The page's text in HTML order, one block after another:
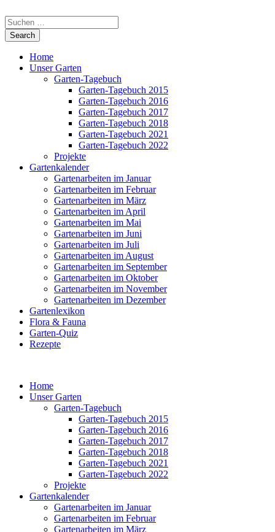
Home
Unser Garten
Garten-Tagebuch
Garten-Tagebuch 2015
Garten-Tagebuch 2016
Garten-Tagebuch 2017
Garten-Tagebuch 2018
Garten-Tagebuch 2021
Garten-Tagebuch 2022
Projekte
Gartenkalender
Gartenarbeiten im Januar
Gartenarbeiten im Februar
Gartenarbeiten im März
Gartenarbeiten im April
Gartenarbeiten im Mai
Gartenarbeiten im Juni
Gartenarbeiten im Juli
Gartenarbeiten im August
Gartenarbeiten im September
Gartenarbeiten im Oktober
Gartenarbeiten im November
Gartenarbeiten im Dezember
Gartenlexikon
Flora & Fauna
Garten-Quiz
Rezepte
Home
Unser Garten
Garten-Tagebuch
Garten-Tagebuch 2015
Garten-Tagebuch 2016
Garten-Tagebuch 2017
Garten-Tagebuch 2018
Garten-Tagebuch 2021
Garten-Tagebuch 2022
Projekte
Gartenkalender
Gartenarbeiten im Januar
Gartenarbeiten im Februar
Gartenarbeiten im März